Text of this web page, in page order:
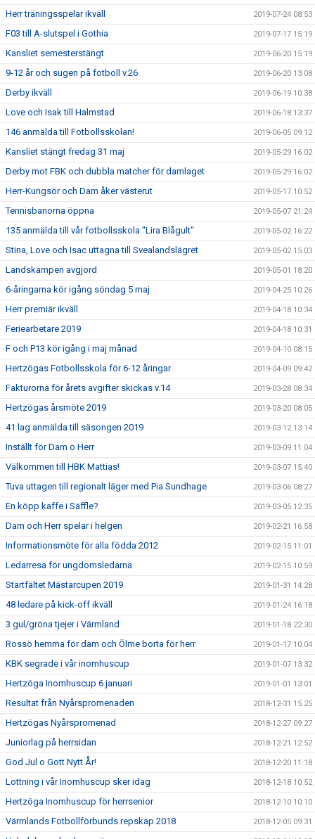
Herr träningsspelar ikväll 2019-07-24 08:53
F03 till A-slutspel i Gothia 2019-07-17 15:19
Kansliet semesterstängt 2019-06-20 15:19
9-12 år och sugen på fotboll v.26 2019-06-20 13:08
Derby ikväll 2019-06-19 10:38
Love och Isak till Halmstad 2019-06-18 13:37
146 anmälda till Fotbollsskolan! 2019-06-05 09:12
Kansliet stängt fredag 31 maj 2019-05-29 16:02
Derby mot FBK och dubbla matcher för damlaget 2019-05-29 16:02
Herr-Kungsör och Dam åker västerut 2019-05-17 10:52
Tennisbanorna öppna 2019-05-07 21:24
135 anmälda till vår fotbollsskola "Lira Blågult" 2019-05-02 16:22
Stina, Love och Isac uttagna till Svealandslägret 2019-05-02 15:03
Landskampen avgjord 2019-05-01 18:20
6-åringarna kör igång söndag 5 maj 2019-04-25 10:26
Herr premiär ikväll 2019-04-18 10:34
Feriearbetare 2019 2019-04-18 10:31
F och P13 kör igång i maj månad 2019-04-10 08:15
Hertzögas Fotbollsskola för 6-12 åringar 2019-04-09 09:42
Fakturorna för årets avgifter skickas v.14 2019-03-28 08:34
Hertzögas årsmöte 2019 2019-03-20 08:05
41 lag anmälda till säsongen 2019 2019-03-12 13:14
Inställt för Dam o Herr 2019-03-09 11:04
Välkommen till HBK Mattias! 2019-03-07 15:40
Tuva uttagen till regionalt läger med Pia Sundhage 2019-03-06 08:27
En köpp kaffe i Säffle? 2019-03-05 12:35
Dam och Herr spelar i helgen 2019-02-21 16:58
Informationsmöte för alla födda 2012 2019-02-15 11:01
Ledarresa för ungdomsledarna 2019-02-15 10:59
Startfältet Mästarcupen 2019 2019-01-31 14:28
48 ledare på kick-off ikväll 2019-01-24 16:18
3 gul/gröna tjejer i Värmland 2019-01-18 22:30
Rossö hemma för dam och Ölme borta för herr 2019-01-17 10:04
KBK segrade i vår inomhuscup 2019-01-07 13:32
Hertzöga Inomhuscup 6 januari 2019-01-01 13:01
Resultat från Nyårspromenaden 2018-12-31 15:25
Hertzögas Nyårspromenad 2018-12-27 09:27
Juniorlag på herrsidan 2018-12-21 12:52
God Jul o Gott Nytt År! 2018-12-20 11:18
Lottning i vår Inomhuscup sker idag 2018-12-18 10:52
Hertzöga Inomhuscup för herrsenior 2018-12-10 10:10
Värmlands Fotbollförbunds repskap 2018 2018-12-05 09:31